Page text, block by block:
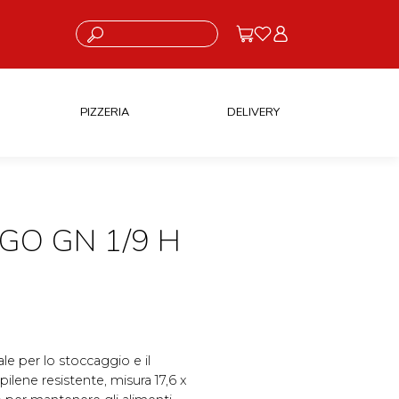
Cosa stai cercando?
PIZZERIA DELIVERY
GN 1/9 H
per lo stoccaggio e il
resistente, misura 17,6 x